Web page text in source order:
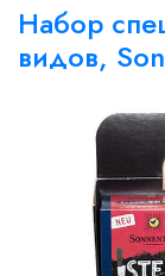
Набор
видов,